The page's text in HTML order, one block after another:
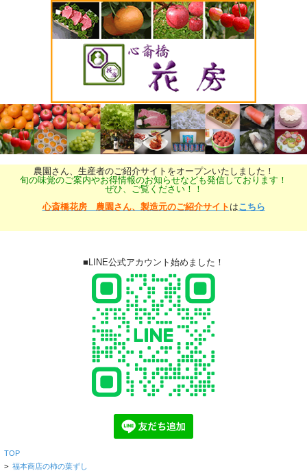
農園さん、生産者のご紹介サイトをオープンいたしました！
旬の味覚のご案内やお得情報のお知らせなども発信しております！
ぜひ、ご覧ください！！
心斎橋花房 農園さん、製造元のご紹介サイト はこちら
■LINE公式アカウント始めました！
TOP
> 福本商店の柿の葉ずし